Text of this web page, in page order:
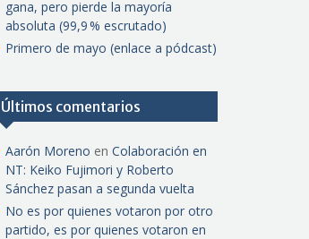
gana, pero pierde la mayoría
absoluta (99,9 % escrutado)
Primero de mayo (enlace a pódcast)
Últimos comentarios
Aarón Moreno en Colaboración en
NT: Keiko Fujimori y Roberto
Sánchez pasan a segunda vuelta
No es por quienes votaron por otro
partido, es por quienes votaron en